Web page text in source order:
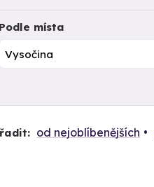
Podle místa
od nejoblíbenějších